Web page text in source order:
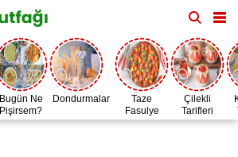
Bugün Ne
Pişirsem?
Dondurmalar
Taze
Fasulye
Zamanı
Çilekli
Tarifleri